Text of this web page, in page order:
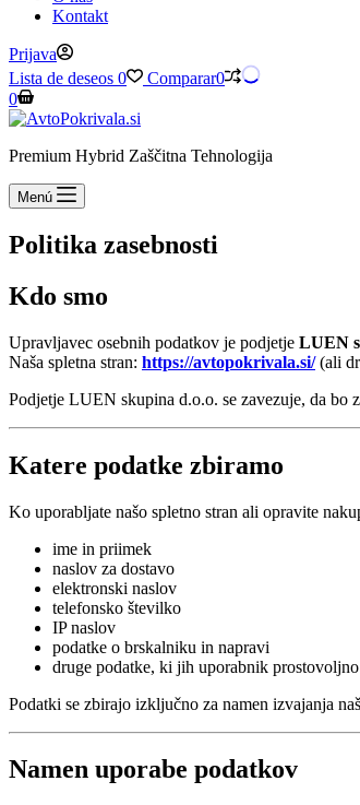
Kontakt
Prijava
Lista de deseos 0 Comparar0
Nakupovalna
košarica
0
Premium Hybrid Zaščitna Tehnologija
Menú
Politika zasebnosti
Kdo smo
Upravljavec osebnih podatkov je podjetje LUEN
Naša spletna stran: https://avtopokrivala.si/(ali
Podjetje LUEN skupina d.o.o. se zavezuje, da
Katere podatke zbiramo
Ko uporabljate našo spletno stran ali opravite
ime in priimek
naslov za dostavo
elektronski naslov
telefonsko številko
IP naslov
podatke o brskalniku in napravi
druge podatke, ki jih uporabnik
Podatki se zbirajo izključno za namen izvajanja
Namen uporabe podatkov